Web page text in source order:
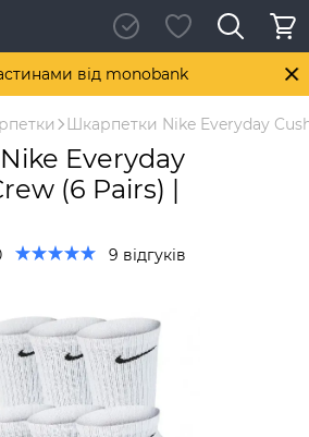
від monobank
Шкарпетки Nike Everyday
Everyday
(6 Pairs) |
9 відгуків